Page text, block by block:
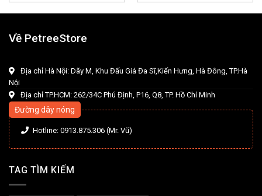
Về PetreeStore
Địa chỉ Hà Nội: Dãy M, Khu Đấu Giá Đa Sĩ,Kiến Hưng, Hà Đông, TP.Hà
Nội
Địa chỉ TP.HCM: 262/34C Phú Định, P16, Q8, TP. Hồ Chí Minh
Đường dây nóng
Hotline: 0913.875.306 (Mr. Vũ)
TAG TÌM KIẾM